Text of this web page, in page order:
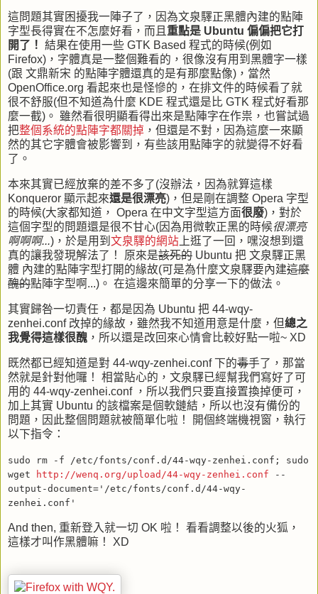
這問題其實困擾我一陣子了，因為文泉驛正黑體內建的點陣
字型長得實在不怎麼好看，而且重點是 Ubuntu 偏偏把它打
開了！ 結果在使用一些 GTK Based 程式的時候(例如
Firefox)，字體真是一整個難看的，很像沒有用到黑體字一樣
(跟 文鼎新宋 的點陣字體還真的是有那麼點像)，當然
OpenOffice.org 看起來也是怪慘的，在排文件的時候看了就
很不舒服(但不知道為什麼 KDE 程式還是比 GTK 程式好看那
麼一截)。 雖然看很明顯看得出來是點陣字在作祟，也嘗試過
把整個系統的點陣字都關掉 ，但還是不對，因為這麼一來顯
然的其它字體會被影響到，有些該用點陣字的就變得不好看
了。
本來其實已經放棄的差不多了(沒辦法，因為就算這樣
Konqueror 顯示起來還是很漂亮)，但是剛在調整 Opera 字型
的時候(大家都知道， Opera 在中文字型這方面很廢)，對於
這個字型的問題還是很不甘心(因為用微軟正黑的時候很漂亮
啊啊啊...)，於是用到 文泉驛的網站 上逛了一回，嘿沒想到還
真的讓我發現解法了！ 原來是該死的 Ubuntu 把 文泉驛正黑
體 內建的點陣字型打開的緣故(可是為什麼文泉驛要內建這麼
醜的點陣字型啊...)。 在這邊來簡單的分享一下的做法。
其實歸咎一切責任，都是因為 Ubuntu 把 44-wqy-
zenhei.conf改掉的緣故，雖然我不知道用意是什麼，但總之
我覺得這樣很醜 ，所以還是改回來心情會比較好點一啦~ XD
既然都已經知道是對 44-wqy-zenhei.conf下的毒手了，那當
然就是針對他囉！ 相當貼心的，文泉驛已經幫我們寫好了可
用的 44-wqy-zenhei.conf，所以我們只要直接置換掉便可，
加上其實 Ubuntu 的該檔案是個軟鏈結，所以也沒有備份的
問題，因此整個問題就被簡單化啦！ 開個終端機視窗，執行
以下指令：
sudo rm -f /etc/fonts/conf.d/44-wqy-zenhei.conf; sudo
wget
http://wenq.org/upload/44-wqy-zenhei.conf --
output-document='/etc/fonts/conf.d/44-wqy-
zenhei.conf'
And then, 重新登入就一切 OK 啦！ 看看調整以後的火狐，
這樣才叫作黑體嘛！ XD